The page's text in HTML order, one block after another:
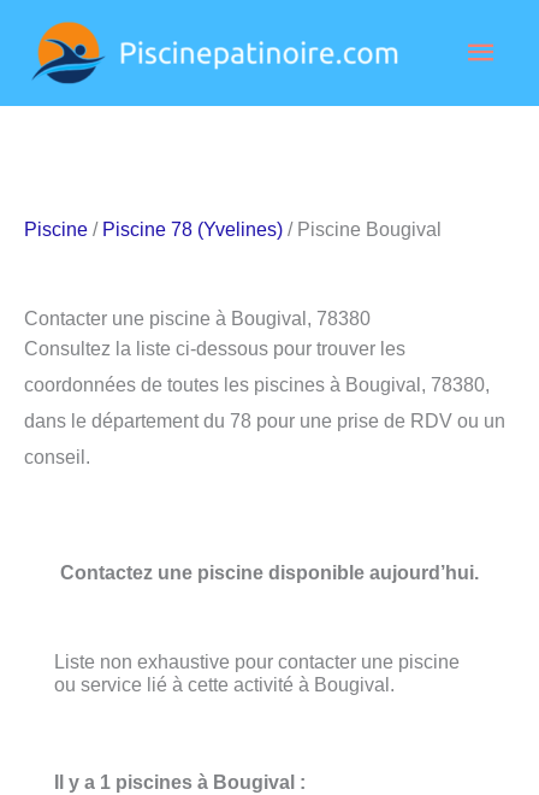
contenu
Piscine / Piscine 78 (Yvelines) / Piscine Bougival
Contacter une piscine à Bougival, 78380
Consultez la liste ci-dessous pour trouver les
coordonnées de toutes les piscines à Bougival, 78380,
dans le département du 78 pour une prise de RDV ou un
conseil.
Contactez une piscine disponible aujourd’hui.
Liste non exhaustive pour contacter une piscine
ou service lié à cette activité à Bougival.
Il y a 1 piscines à Bougival :